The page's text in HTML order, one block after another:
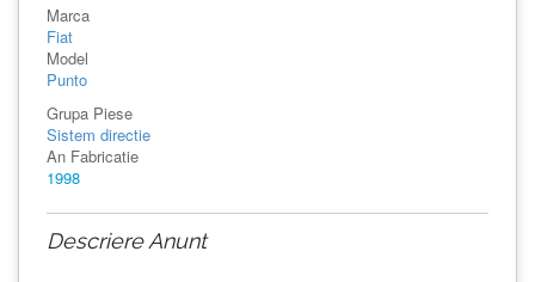
Marca
Fiat
Model
Punto
Grupa Piese
Sistem directie
An Fabricatie
1998
Descriere Anunt